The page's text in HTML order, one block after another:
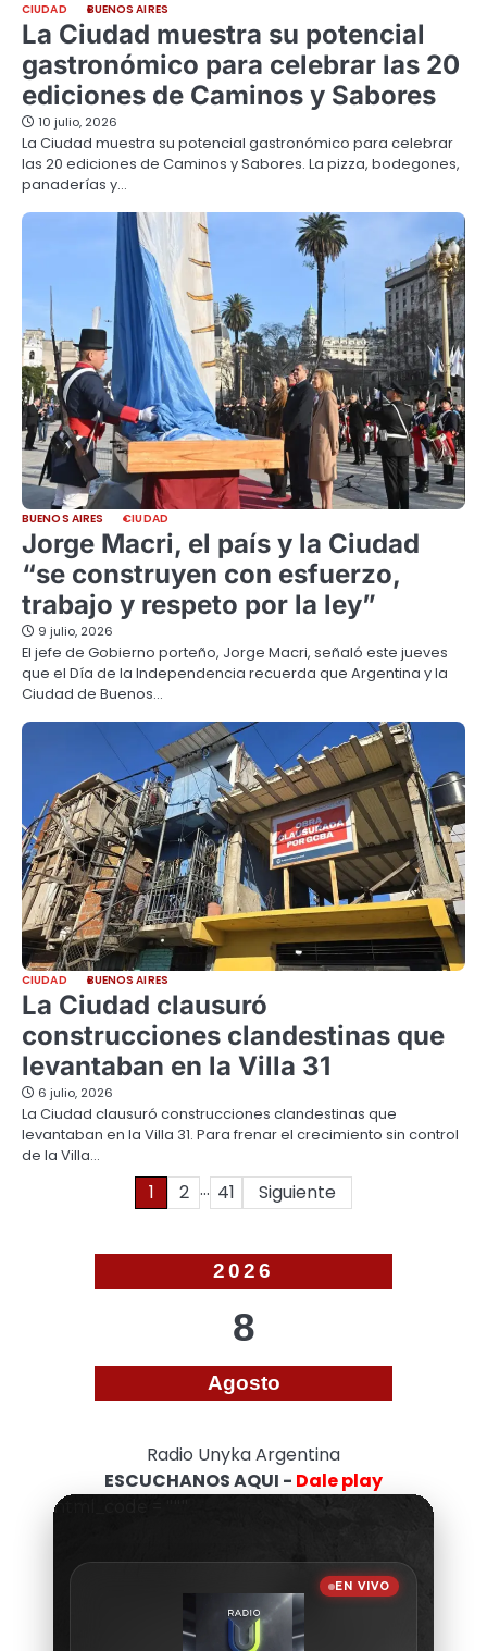
CIUDAD BUENOS AIRES
La Ciudad muestra su potencial
gastronómico para celebrar las 20
ediciones de Caminos y Sabores
10 julio, 2026
La Ciudad muestra su potencial gastronómico para celebrar
las 20 ediciones de Caminos y Sabores. La pizza, bodegones,
panaderías y…
BUENOS AIRES CIUDAD
Jorge Macri, el país y la Ciudad
“se construyen con esfuerzo,
trabajo y respeto por la ley”
9 julio, 2026
El jefe de Gobierno porteño, Jorge Macri, señaló este jueves
que el Día de la Independencia recuerda que Argentina y la
Ciudad de Buenos…
CIUDAD BUENOS AIRES
La Ciudad clausuró
construcciones clandestinas que
levantaban en la Villa 31
6 julio, 2026
La Ciudad clausuró construcciones clandestinas que
levantaban en la Villa 31. Para frenar el crecimiento sin control
de la Villa…
Paginación1 2 … 41 Siguiente
2026
8
Agosto
Radio Unyka Argentina
ESCUCHANOS AQUI - Dale play